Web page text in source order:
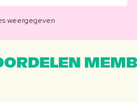
weergegeven